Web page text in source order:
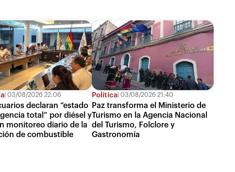
03/08/2026 22:06
declaran “estado
total” por diésel y
monitoreo diario de la
de combustible
Política 03/08/2026 21:40
Paz transforma el Ministerio de
Turismo en la Agencia Nacional
del Turismo, Folclore y
Gastronomía